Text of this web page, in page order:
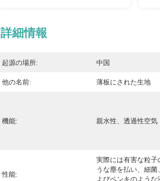
詳細情報
起源の場所: 中国
他の名前: 薄板にされた生地
機能: 親水性、透過性空気
性能:
実際には有害な粒子
うな塵を払い、細菌
よびペンキのような